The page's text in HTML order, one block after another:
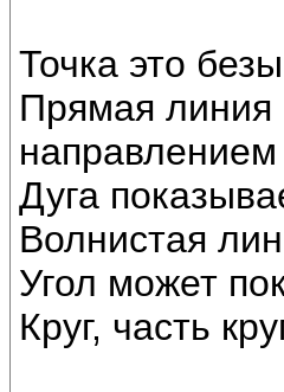
Точка это
Прямая линия
Дуга
Волнистая
Угол может
Круг, часть